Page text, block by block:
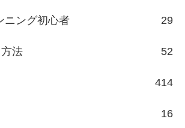
ニング初心者 29
法 52
414
16